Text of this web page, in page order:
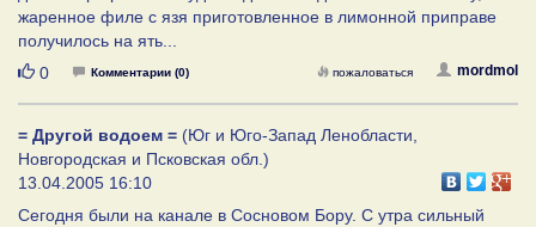
жаренное филе с язя приготовленное в лимонной приправе
получилось на ять...
Нравится
0 Комментарии (0) mordmol
пожаловаться
= Другой водоем = (Юг и Юго-Запад Ленобласти,
Новгородская и Псковская обл.)
13.04.2005 16:10
Сегодня были на канале в Сосновом Бору. С утра сильный